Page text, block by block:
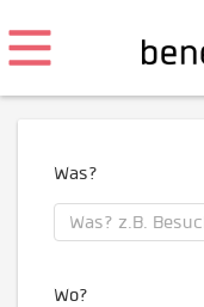
Was?
Wo?